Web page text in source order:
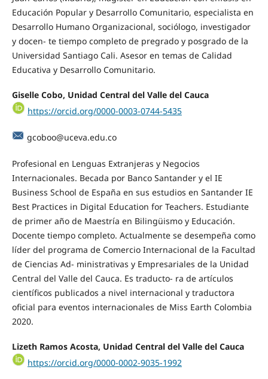
Educación Popular y Desarrollo Comunitario, especialista en
Desarrollo Humano Organizacional, sociólogo, investigador
y docen- te tiempo completo de pregrado y posgrado de la
Universidad Santiago Cali. Asesor en temas de Calidad
Educativa y Desarrollo Comunitario.
Giselle Cobo, Unidad Central del Valle del Cauca
https://orcid.org/0000-0003-0744-5435
gcoboo@uceva.edu.co
Profesional en Lenguas Extranjeras y Negocios
Internacionales. Becada por Banco Santander y el IE
Business School de España en sus estudios en Santander IE
Best Practices in Digital Education for Teachers. Estudiante
de primer año de Maestría en Bilingüismo y Educación.
Docente tiempo completo. Actualmente se desempeña como
líder del programa de Comercio Internacional de la Facultad
de Ciencias Ad- ministrativas y Empresariales de la Unidad
Central del Valle del Cauca. Es traducto- ra de artículos
científicos publicados a nivel internacional y traductora
oficial para eventos internacionales de Miss Earth Colombia
2020.
Lizeth Ramos Acosta, Unidad Central del Valle del Cauca
https://orcid.org/0000-0002-9035-1992